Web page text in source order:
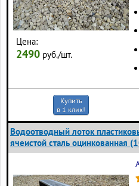
Цена:
2490 руб./шт.
Купить
в 1 клик!
Водоотводный лоток
ячеистой сталь оцинкованная